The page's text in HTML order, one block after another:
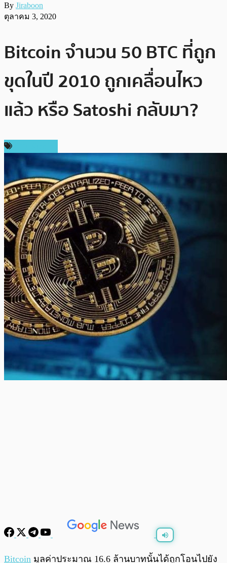
By Jiraboon
ตุลาคม 3, 2020
Bitcoin จำนวน 50 BTC ที่ถูก
ขุดในปี 2010 ถูกเคลื่อนไหว
แล้ว หรือ Satoshi กลับมา?
พร้อมเล่น 0:00/ 0:00
Bitcoin มูลค่าประมาณ 16.6 ล้านบาทนั้นได้ถูกโอนไปยัง